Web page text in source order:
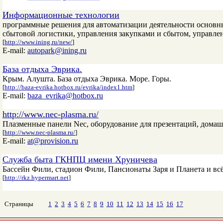
Информационные технологии
программные решения для автоматизации деятельности
сбытовой логистики, управления закупками и сбытом,
[http://www.ining.ru/new/]
E-mail: autopark@ining.ru
База отдыха Эврика.
Крым. Алушта. База отдыха Эврика. Море. Горы.
[http://baza-evrika.hotbox.ru/evrika/index1.htm]
E-mail: baza_evrika@hotbox.ru
http://www.nec-plasma.ru/
Плазменные панели Nec, оборудование для презентаций,
[http://www.nec-plasma.ru/]
E-mail: at@provision.ru
Служба быта ГКНПЦ имени Хруничева
Бассейн Фили, стадион Фили, Пансионаты Заря и Планета и
[http://rkz.hypermart.net]
Страницы 1 2 3 4 5 6 7 8 9 10 11 12 13 14 15 16 17